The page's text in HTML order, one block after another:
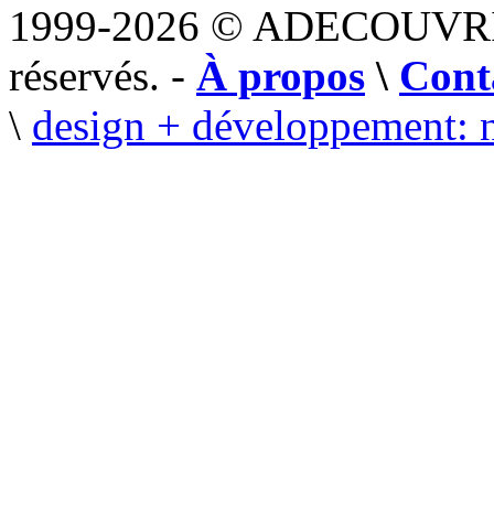
1999-2026 ©
réservés. - À propos \
\ design + développement: